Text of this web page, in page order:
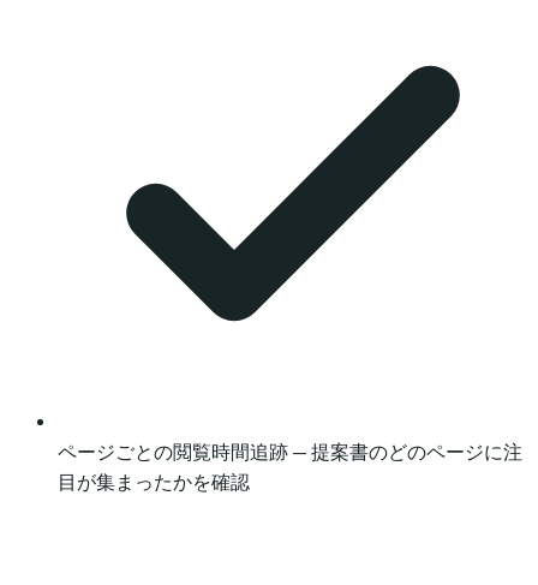
ページごとの閲覧時間追跡 — 提案書のどのページに注
目が集まったかを確認